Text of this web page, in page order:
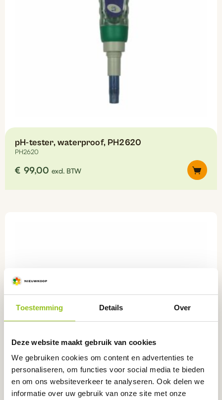
Toestemming Details Over
Deze website maakt gebruik van cookies
We gebruiken cookies om content en advertenties te
personaliseren, om functies voor social media te bieden
en om ons websiteverkeer te analyseren. Ook delen we
informatie over uw gebruik van onze site met onze
pH-tester, waterproof, PH2620
PH2620
€ 99,00 excl. BTW